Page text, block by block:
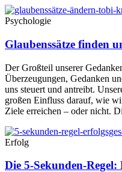
Psychologie
Glaubenssätze finden
Der Großteil unserer
Überzeugungen, Gedanken
uns steuert und antreibt.
großen Einfluss darauf, wie
Ziele erreichen – oder nicht.
Erfolg
Die 5-Sekunden-